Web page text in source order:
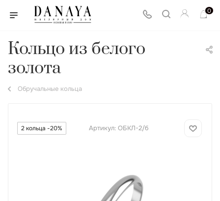
0
Кольцо из белого
золота
Обручальные кольца
2 кольца -20% Артикул: ОБКЛ-2/б